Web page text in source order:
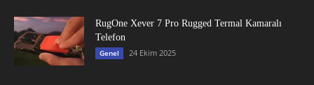
RugOne Xever 7 Pro Rugged Termal Kamaralı
Telefon
Genel 24 Ekim 2025